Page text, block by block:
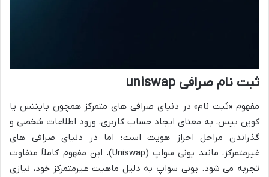
ثبت نام صرافی uniswap
مفهوم «ثبت نام» در دنیای صرافی های متمرکز همچون بایننس یا
کوین بیس، به معنای ایجاد حساب کاربری، ورود اطلاعات شخصی و
گذراندن مراحل احراز هویت است؛ اما در دنیای صرافی های
غیرمتمرکز، مانند یونی سواپ (Uniswap)، این مفهوم کاملاً متفاوت
تجربه می شود. یونی سواپ به دلیل ماهیت غیرمتمرکز خود، نیازی